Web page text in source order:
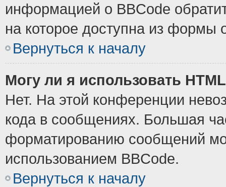
информацией о BBCode
на которое доступна из формы
Вернуться к началу
Могу ли я использовать
Нет. На этой конференции
кода в сообщениях. Большая
форматированию сообщений
использованием BBCode.
Вернуться к началу